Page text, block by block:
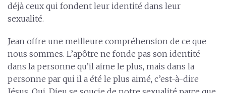
déjà ceux qui fondent leur identité dans leur
sexualité.
Jean offre une meilleure compréhension de ce que
nous sommes. L’apôtre ne fonde pas son identité
dans la personne qu’il aime le plus, mais dans la
personne par qui il a été le plus aimé, c’est-à-dire